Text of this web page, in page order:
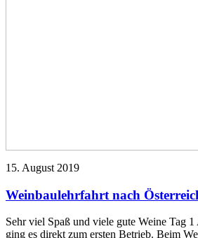
15. August 2019
Weinbaulehrfahrt nach
Sehr viel Spaß und viele gute Weine Tag
ging es direkt zum ersten Betrieb. Beim